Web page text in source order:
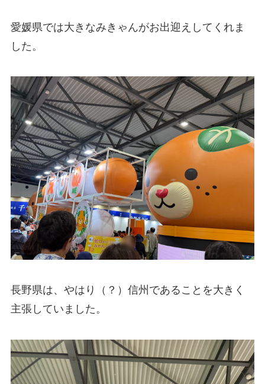
愛媛県では大きなみきゃんがお出迎えしてくれま
した。
長野県は、やはり（？）信州であることを大きく
主張していました。